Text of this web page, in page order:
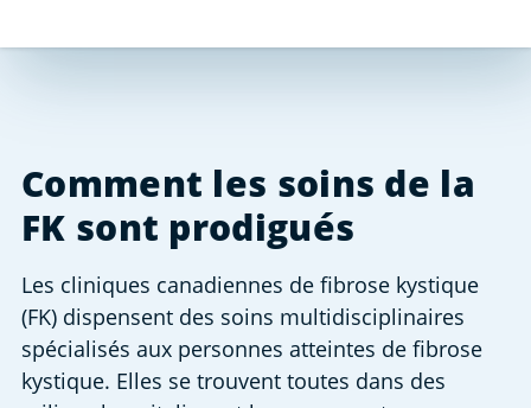
Comment les soins de la
FK sont prodigués
Les cliniques canadiennes de fibrose kystique
(FK) dispensent des soins multidisciplinaires
spécialisés aux personnes atteintes de fibrose
kystique. Elles se trouvent toutes dans des